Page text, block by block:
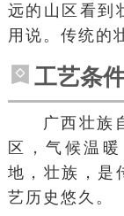
远的山区看到
用说。传统的
工艺条
广西壮族
区，气候温
地，壮族，是
艺 历史悠久。